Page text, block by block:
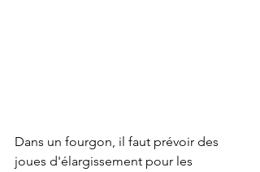
Dans un fourgon, il faut prévoir des
joues d'élargissement pour les